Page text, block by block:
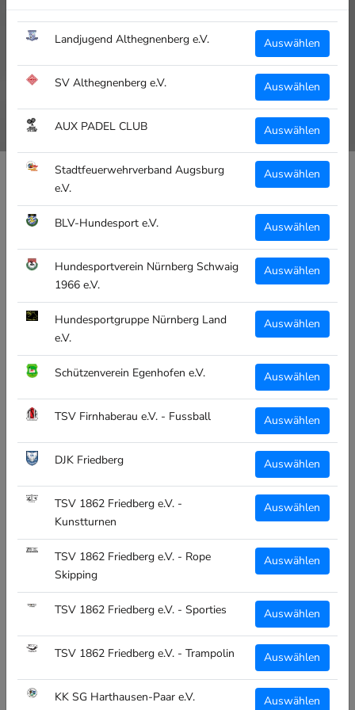
Landjugend Althegnenberg e.V. Auswählen
SV Althegnenberg e.V. Auswählen
AUX PADEL CLUB Auswählen
Stadtfeuerwehrverband Augsburg
e.V.
Auswählen
BLV-Hundesport e.V. Auswählen
Hundesportverein Nürnberg Schwaig
1966 e.V.
Auswählen
Hundesportgruppe Nürnberg Land
e.V.
Auswählen
Schützenverein Egenhofen e.V. Auswählen
TSV Firnhaberau e.V. - Fussball Auswählen
DJK Friedberg Auswählen
TSV 1862 Friedberg e.V. -
Kunstturnen
Auswählen
TSV 1862 Friedberg e.V. - Rope
Skipping
Auswählen
TSV 1862 Friedberg e.V. - Sporties Auswählen
TSV 1862 Friedberg e.V. - Trampolin Auswählen
KK SG Harthausen-Paar e.V. Auswählen
CT TENNISSOCKEN DJK
LECHHAUSEN E.V. - FUSSBALL -
SCHWARZ/WEISS/SCHWARZ
€12,95
inkl. MwSt
Schuhgröße:
27-31
32-36 37-41 42-46
Menge:
TENNISSOCKEN MIT EUREM VEREINSLOGO
Original "Mr. Socks" die Nummer 1 für individuelle Socken
Stylisch auf dem Sportplatz oder im Alltag